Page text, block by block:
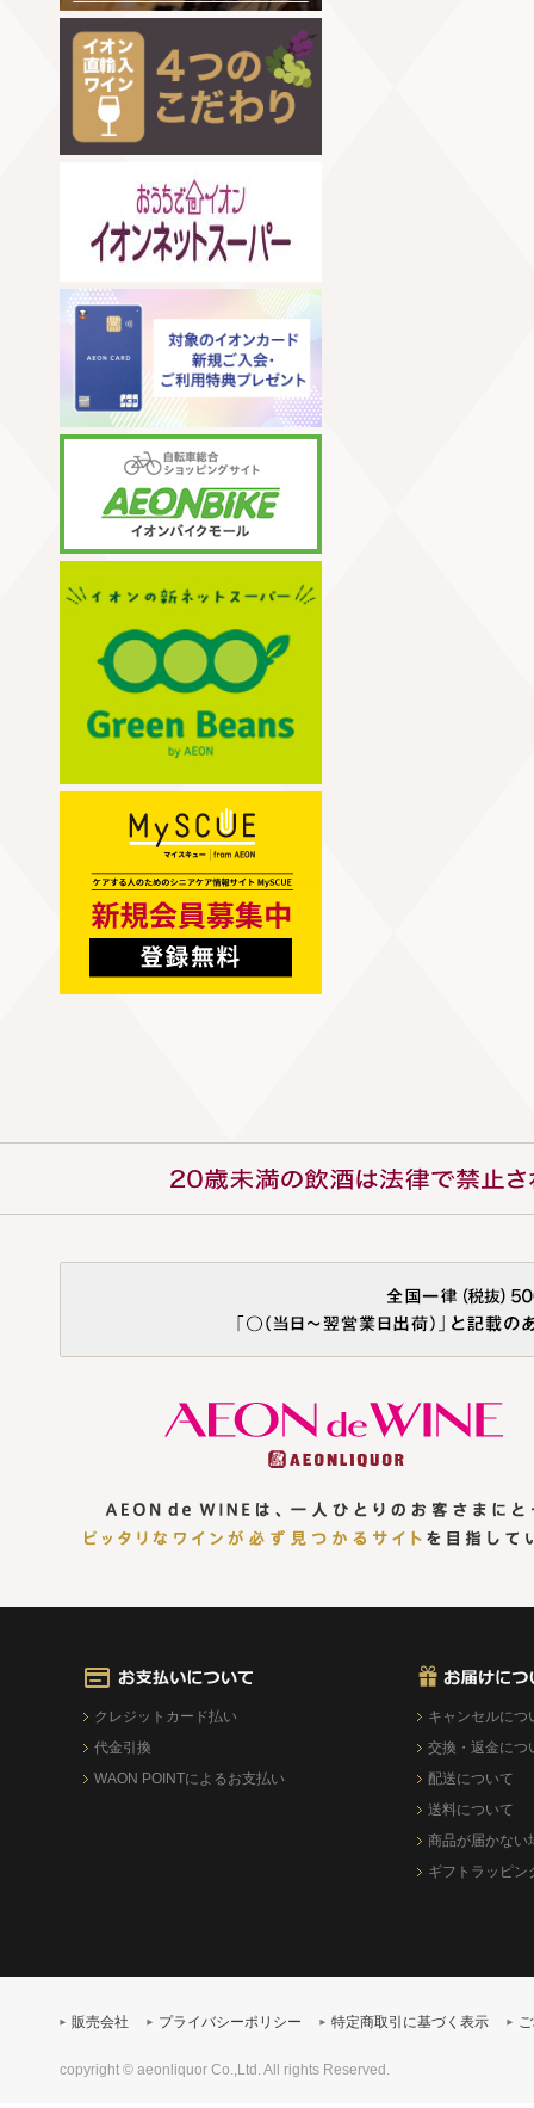
クレジットカード払い
代金引換
WAON POINTによるお支払い
キャンセルにつ
交換・返金につ
配送について
送料について
商品が届かない
ギフトラッピン
販売会社 プライバシーポリシー 特定商取引に基づく表示
copyright © aeonliquor Co.,Ltd. All rights Reserved.